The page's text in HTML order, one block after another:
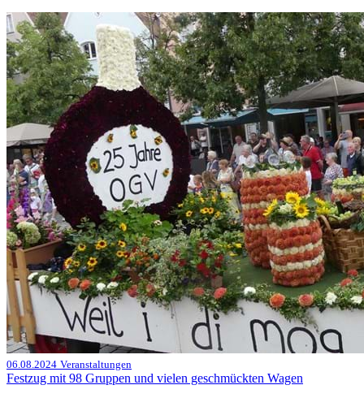
06.08.2024 Veranstaltungen
Festzug mit 98 Gruppen und vielen geschmückten Wagen